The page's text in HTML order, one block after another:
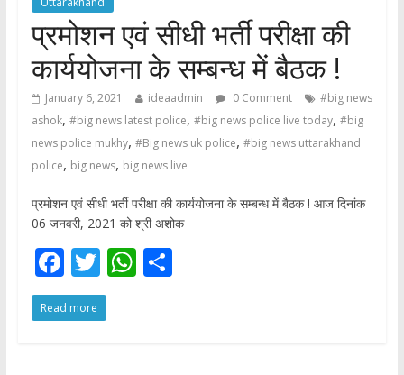
प्रमोशन एवं सीधी भर्ती परीक्षा की
कार्ययोजना के सम्बन्ध में बैठक !
January 6, 2021 ideaadmin 0 Comment
#big news
ashok, #big news latest police, #big news police live today, #big
news police mukhy, #Big news uk police, #big news uttarakhand
police, big news, big news live
प्रमोशन एवं सीधी भर्ती परीक्षा की कार्ययोजना के सम्बन्ध में बैठक ! आज दिनांक
06 जनवरी, 2021 को श्री अशोक
F
ac
e
T
w
itt
W S
Read more